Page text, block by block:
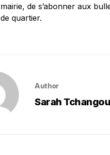
mairie, de s’abonner aux
de quartier.
Author
Sarah Tchangou